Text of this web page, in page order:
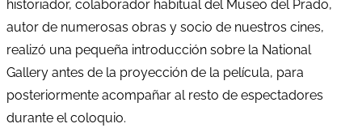
historiador, colaborador habitual del Museo del Prado,
autor de numerosas obras y socio de nuestros cines,
realizó una pequeña introducción sobre la National
Gallery antes de la proyección de la película, para
posteriormente acompañar al resto de espectadores
durante el coloquio.